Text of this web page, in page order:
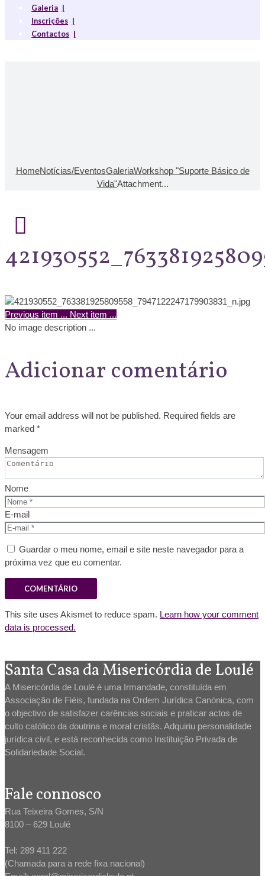
Galeria
Inscrições
Contactos
HomeNotícias/EventosGaleriaWorkshop "Suporte Básico de
Vida"Attachment...
Previous item ... Next item ...
No image description ...
Adicionar comentário
Your email address will not be published. Required fields are
marked *
Mensagem
Nome
E-mail
Guardar o meu nome, email e site neste navegador para a
próxima vez que eu comentar.
This site uses Akismet to reduce spam. Learn how your comment
data is processed.
Santa Casa da Misericórdia de Loulé
A Misericórdia de Loulé é uma Irmandade, constituída em
Associação de Fiéis, fundada na Ordem Jurídica Canónica, com
o objectivo de satisfazer carências sociais e praticar actos de
culto católico da doutrina e moral cristãs. Adquiriu personalidade
jurídica civil, e está reconhecida como Instituição Privada de
Solidariedade Social.
Fale connosco
Rua Teixeira Gomes, S/N
8100 – 629 Loulé
Tel: 289 411 222
(Chamada para a rede fixa nacional)